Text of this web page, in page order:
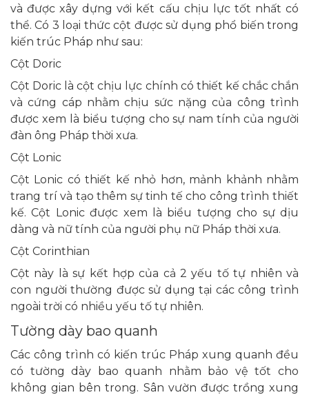
và được xây dựng với kết cấu chịu lực tốt nhất có
thể. Có 3 loại thức cột được sử dụng phổ biến trong
kiến trúc Pháp như sau:
Cột Doric
Cột Doric là cột chịu lực chính có thiết kế chắc chắn
và cứng cáp nhằm chịu sức nặng của công trình
được xem là biểu tượng cho sự nam tính của người
đàn ông Pháp thời xưa.
Cột Lonic
Cột Lonic có thiết kế nhỏ hơn, mảnh khảnh nhằm
trang trí và tạo thêm sự tinh tế cho công trình thiết
kế. Cột Lonic được xem là biểu tượng cho sự dịu
dàng và nữ tính của người phụ nữ Pháp thời xưa.
Cột Corinthian
Cột này là sự kết hợp của cả 2 yếu tố tự nhiên và
con người thường được sử dụng tại các công trình
ngoài trời có nhiều yếu tố tự nhiên.
Tường dày bao quanh
Các công trình có kiến trúc Pháp xung quanh đều
có tường dày bao quanh nhằm bảo vệ tốt cho
không gian bên trong. Sân vườn được trồng xung